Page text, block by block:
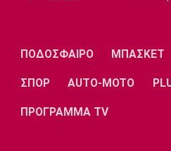
Ουγκάντα:
16:30
Πόλο
ΠΟΔΟΣΦΑΙΡΟ ΜΠΑΣΚΕΤ
ΣΠΟΡ AUTO-MOTO
ΠΡΟΓΡΑΜΜΑ TV